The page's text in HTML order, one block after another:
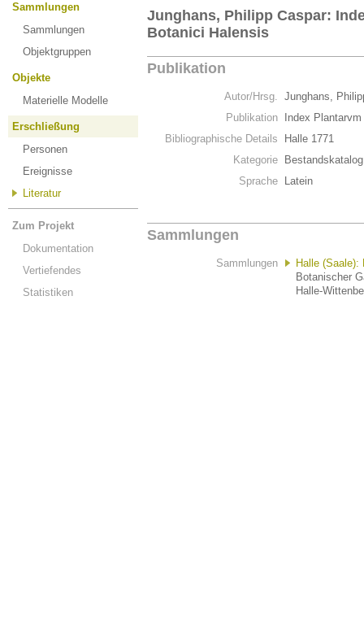
Sammlungen
Sammlungen
Objektgruppen
Objekte
Materielle Modelle
Erschließung
Personen
Ereignisse
Literatur
Zum Projekt
Dokumentation
Vertiefendes
Statistiken
Junghans, Philipp Caspar:
Botanici Halensis
Publikation
Autor/Hrsg. Junghans,
Publikation
Index
Bibliographische Details
Halle 1771
Kategorie
Bestandskatalog
Sprache
Latein
Sammlungen
Sammlungen
Halle (Saale):
Botanischer
Halle-